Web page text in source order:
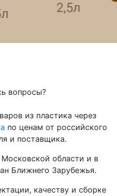
вопросы?
из пластика через
по ценам от российского
и поставщика.
области и в
Ближнего Зарубежья.
качеству и сборке